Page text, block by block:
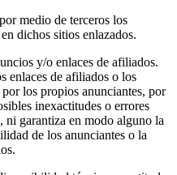
medio de terceros los
dichos sitios enlazados.
y/o enlaces de afiliados.
enlaces de afiliados o los
los propios anunciantes, por
inexactitudes o errores
ni garantiza en modo alguno la
de los anunciantes o la